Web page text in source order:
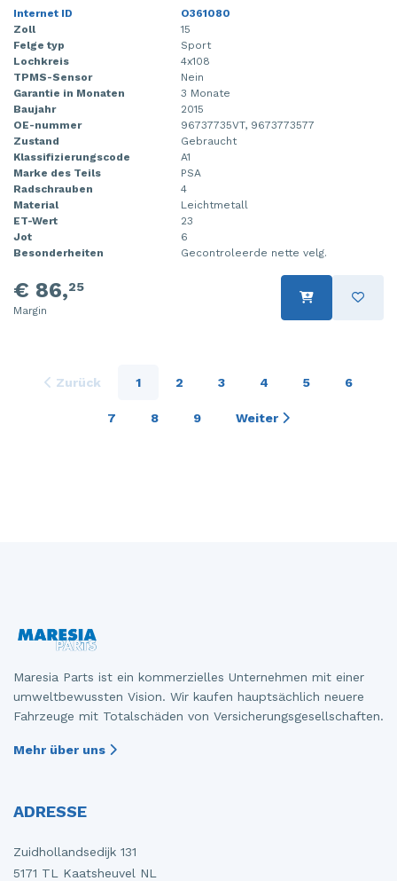
Internet ID
O361080
Zoll
15
Felge typ
Sport
Lochkreis
4x108
TPMS-Sensor
Nein
Garantie in Monaten
3 Monate
Baujahr
2015
OE-nummer
96737735VT, 9673773577
Zustand
Gebraucht
Klassifizierungscode
A1
Marke des Teils
PSA
Radschrauben
4
Material
Leichtmetall
ET-Wert
23
Jot
6
Besonderheiten
Gecontroleerde nette velg.
€ 86,25
Margin
Zurück 1 2 3 4 5 6
7 8 9 Weiter
Maresia Parts ist ein kommerzielles Unternehmen mit einer
umweltbewussten Vision. Wir kaufen hauptsächlich neuere
Fahrzeuge mit Totalschäden von Versicherungsgesellschaften.
Mehr über uns
ADRESSE
Zuidhollandsedijk 131
5171 TL Kaatsheuvel NL